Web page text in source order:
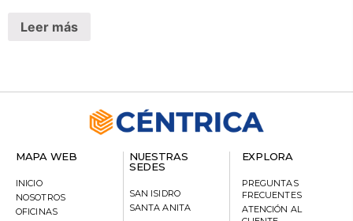
Leer más
MAPA WEB
INICIO
NOSOTROS
OFICINAS
NUESTRAS
SEDES
SAN ISIDRO
SANTA ANITA
EXPLORA
PREGUNTAS
FRECUENTES
ATENCIÓN AL